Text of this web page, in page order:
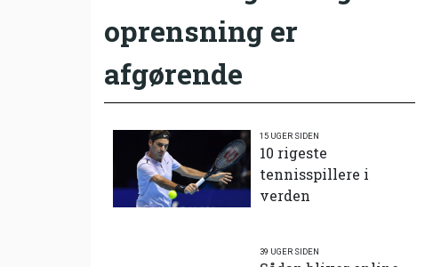
oprensning er
afgørende
15 UGER SIDEN
10 rigeste
tennisspillere i
verden
39 UGER SIDEN